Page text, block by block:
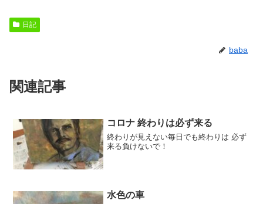
日記
baba
関連記事
コロナ 終わりは必ず来る
終わりが見えない毎日でも終わりは 必ず
来る負けないで！
水色の車